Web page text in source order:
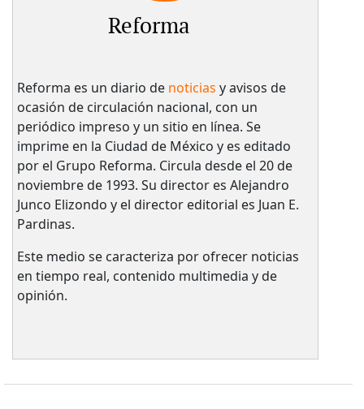
Reforma
Reforma es un diario de noticias y avisos de
ocasión de circulación nacional, con un
periódico impreso y un sitio en línea. Se
imprime en la Ciudad de México y es editado
por el Grupo Reforma. Circula desde el 20 de
noviembre de 1993. Su director es Alejandro
Junco Elizondo y el director editorial es Juan E.
Pardinas.
Este medio se caracteriza por ofrecer noticias
en tiempo real, contenido multimedia y de
opinión.